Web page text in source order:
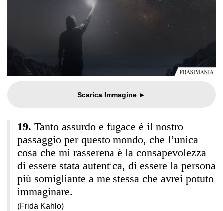
Tanto assurdo e fugace è il nostro
passaggio per questo mondo, che l’unica
cosa che mi rasserena è la consapevolezza
di essere stata autentica, di essere la persona
più somigliante a me stessa che avrei potuto
immaginare.
(Frida Kahlo)